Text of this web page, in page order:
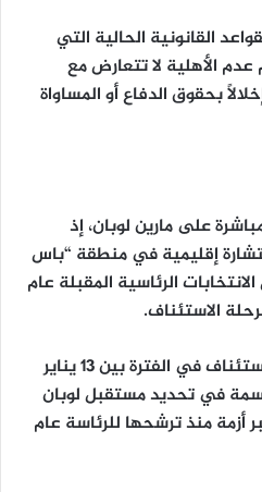
القانونية الحالية التي
عدم الأهلية لا تتعارض مع
بحقوق الدفاع أو المساواة
على مارين لوبان، إذ
إقليمية في منطقة “باس
الانتخابات الرئاسية المقبلة عام
الاستئناف.
في
الفترة بين 13 يناير
في تحديد مستقبل لوبان
أزمة منذ ترشحها للرئاسة عام